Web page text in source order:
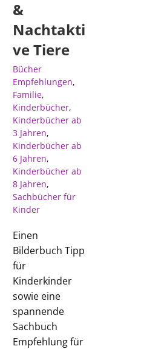
&
Nachtakti
ve Tiere
Bücher
Empfehlungen,
Familie,
Kinderbücher,
Kinderbücher ab
3 Jahren,
Kinderbücher ab
6 Jahren,
Kinderbücher ab
8 Jahren,
Sachbücher für
Kinder
Einen
Bilderbuch Tipp
für
Kinderkinder
sowie eine
spannende
Sachbuch
Empfehlung für